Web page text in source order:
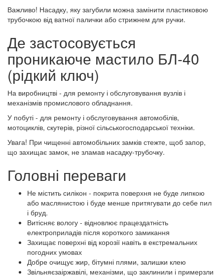
Важливо! Насадку, яку загубили можна замінити пластиковою
трубочкою від ватної палички або стрижнем для ручки.
Де застосовується
проникаюче мастило БЛ-40
(рідкий ключ)
На виробництві - для ремонту і обслуговування вузлів і
механізмів промислового обладнання.
У побуті - для ремонту і обслуговування автомобілів,
мотоциклів, скутерів, різної сільськогосподарської техніки.
Увага! При чищенні автомобільних замків стежте, щоб запор,
що захищає замок, не зламав насадку-трубочку.
Головні переваги
Не містить силікон - покрита поверхня не буде липкою
або маслянистою і буде менше притягувати до себе пил
і бруд.
Витісняє вологу - відновлює працездатність
електроприладів після короткого замикання
Захищає поверхні від корозії навіть в екстремальних
погодних умовах
Добре очищує жир, бітумні плями, залишки клею
Звільняєзаіржавілі, механізми, що заклинили і примерзли